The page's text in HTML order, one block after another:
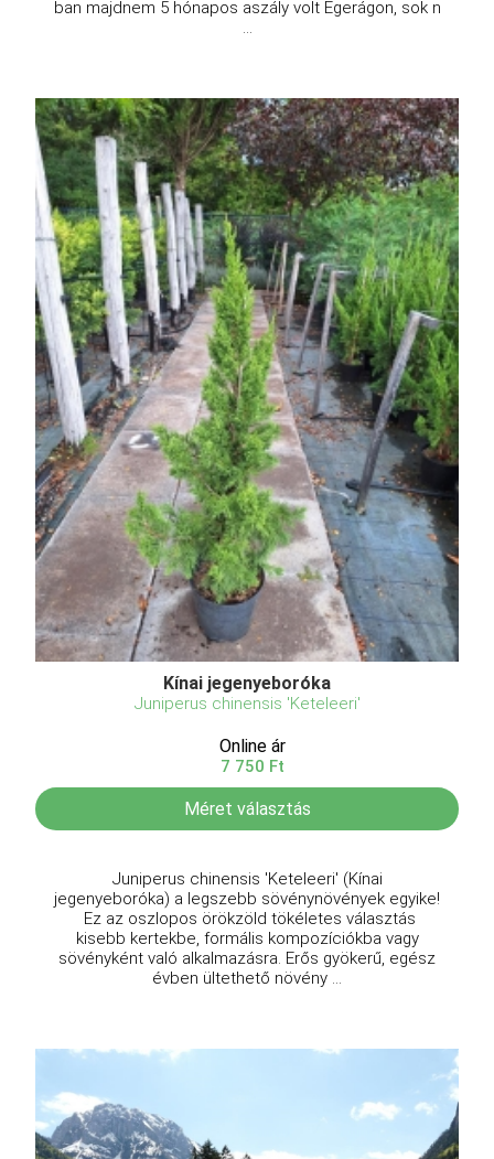
ban majdnem 5 hónapos aszály volt Egerágon, sok n
...
Kínai jegenyeboróka
Juniperus chinensis 'Keteleeri'
Online ár
7 750 Ft
Méret választás
Juniperus chinensis 'Keteleeri' (Kínai
jegenyeboróka) a legszebb sövénynövények egyike!
Ez az oszlopos örökzöld tökéletes választás
kisebb kertekbe, formális kompozíciókba vagy
sövényként való alkalmazásra. Erős gyökerű, egész
évben ültethető növény ...